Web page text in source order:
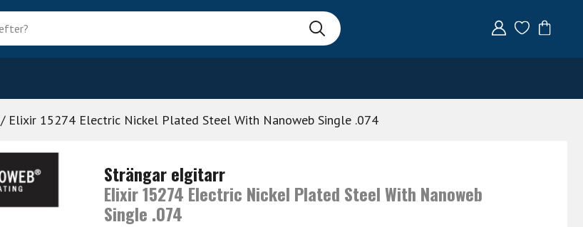
/ Elixir 15274 Electric Nickel Plated Steel With Nanoweb Single .074
Strängar elgitarr
Elixir 15274 Electric Nickel Plated Steel With Nanoweb
Single .074